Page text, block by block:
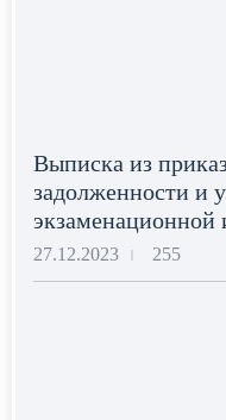
Выписка из
задолженности и
экзаменационной
27.12.2023 | 255